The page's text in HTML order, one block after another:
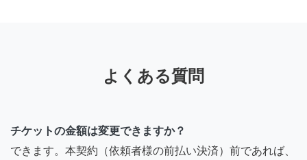
よくある質問
チケットの金額は変更できますか？
できます。本契約（依頼者様の前払い決済）前であれば、